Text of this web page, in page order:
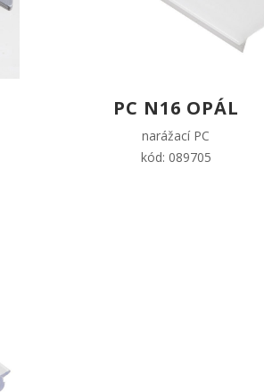
PC N16 OPÁL
narážací PC
kód: 089705